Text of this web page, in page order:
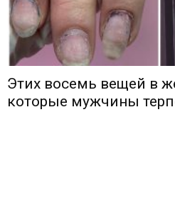
Этих восемь вещей в
которые мужчины